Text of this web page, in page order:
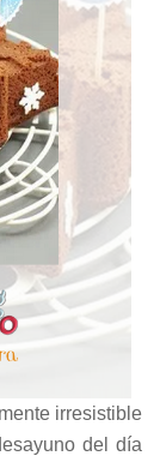
irresistible
del día